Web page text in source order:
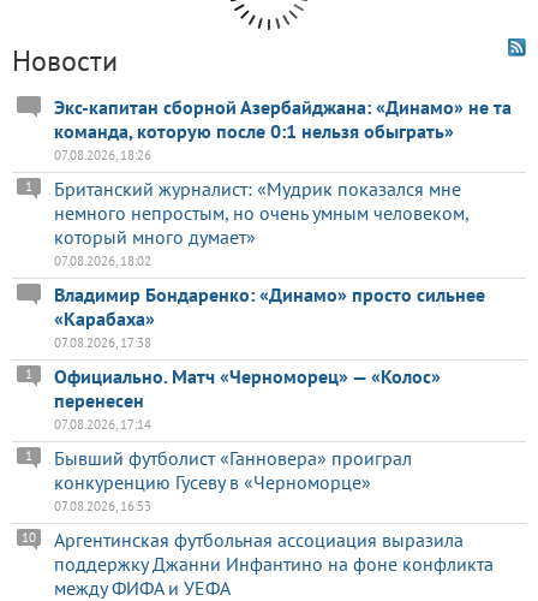
Новости
Экс-капитан сборной Азербайджана: «Динамо» не та
команда, которую после 0:1 нельзя обыграть»
07.08.2026, 18:26
Британский журналист: «Мудрик показался мне
немного непростым, но очень умным человеком,
который много думает»
1
07.08.2026, 18:02
Владимир Бондаренко: «Динамо» просто сильнее
«Карабаха»
07.08.2026, 17:38
Официально. Матч «Черноморец» — «Колос»
перенесен
1
07.08.2026, 17:14
Бывший футболист «Ганновера» проиграл
конкуренцию Гусеву в «Черноморце»
1
07.08.2026, 16:53
Аргентинская футбольная ассоциация выразила
поддержку Джанни Инфантино на фоне конфликта
между ФИФА и УЕФА
10